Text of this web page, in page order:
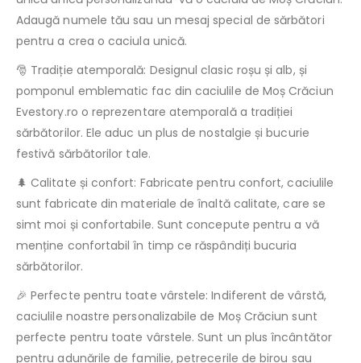
Adaugă numele tău sau un mesaj special de sărbători
pentru a crea o caciula unică.
🎅 Tradiție atemporală: Designul clasic roșu și alb, și
pomponul emblematic fac din caciulile de Moș Crăciun
Evestory.ro o reprezentare atemporală a tradiției
sărbătorilor. Ele aduc un plus de nostalgie și bucurie
festivă sărbătorilor tale.
🌲 Calitate și confort: Fabricate pentru confort, caciulile
sunt fabricate din materiale de înaltă calitate, care se
simt moi și confortabile. Sunt concepute pentru a vă
menține confortabil în timp ce răspândiți bucuria
sărbătorilor.
🎉 Perfecte pentru toate vârstele: Indiferent de vârstă,
caciulile noastre personalizabile de Moș Crăciun sunt
perfecte pentru toate vârstele. Sunt un plus încântător
pentru adunările de familie, petrecerile de birou sau